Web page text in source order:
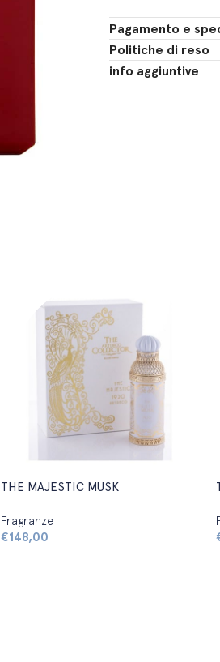
Pagamento e
Politiche di reso
info aggiuntive
THE MAJESTIC MUSK
Fragranze
€148,00